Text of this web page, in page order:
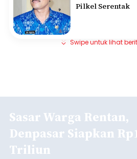
Pilkel Serentak
Swipe untuk lihat
Sasar Warga Rentan,
Denpasar Siapkan
Triliun